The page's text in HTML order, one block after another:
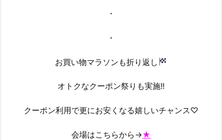
・
・
お買い物マラソンも折り返し
オトクなクーポン祭りも実施!!
クーポン利用で更にお安くなる嬉しいチャンス♡
会場はこちらから→★